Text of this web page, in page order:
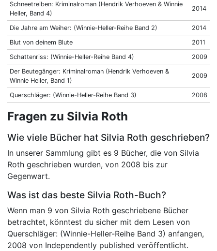
Schneetreiben: Kriminalroman (Hendrik Verhoeven & Winnie
Heller, Band 4)
2014
Die Jahre am Weiher: (Winnie-Heller-Reihe Band 2)
2014
Blut von deinem Blute
2011
Schattenriss: (Winnie-Heller-Reihe Band 4)
2009
Der Beutegänger: Kriminalroman (Hendrik Verhoeven &
Winnie Heller, Band 1)
2009
Querschläger: (Winnie-Heller-Reihe Band 3) 2008
Fragen zu Silvia Roth
Wie viele Bücher hat Silvia Roth geschrieben?
In unserer Sammlung gibt es 9 Bücher, die von Silvia
Roth geschrieben wurden, von 2008 bis zur
Gegenwart.
Was ist das beste Silvia Roth-Buch?
Wenn man 9 von Silvia Roth geschriebene Bücher
betrachtet, könntest du sicher mit dem Lesen von
Querschläger: (Winnie-Heller-Reihe Band 3) anfangen,
2008 von Independently published veröffentlicht.